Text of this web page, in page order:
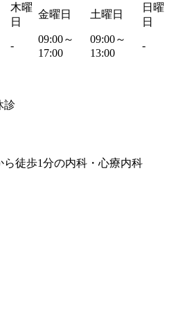
木曜
日
金曜日 土曜日
日曜
日
-
09:00～
17:00
09:00～
13:00
-
診
徒歩1分の内科・心療内科